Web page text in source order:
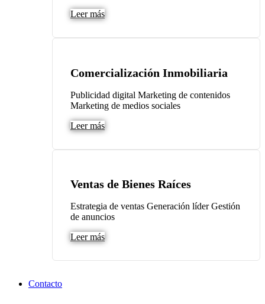
Leer más
Comercialización Inmobiliaria
Publicidad digital Marketing de contenidos
Marketing de medios sociales
Leer más
Ventas de Bienes Raíces
Estrategia de ventas Generación líder Gestión
de anuncios
Leer más
Contacto